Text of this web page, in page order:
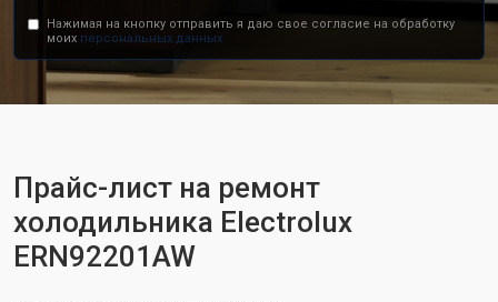
Нажимая на кнопку отправить я даю свое согласие на обработку
моих персональных данных.
Прайс-лист на ремонт
холодильника Electrolux
ERN92201AW